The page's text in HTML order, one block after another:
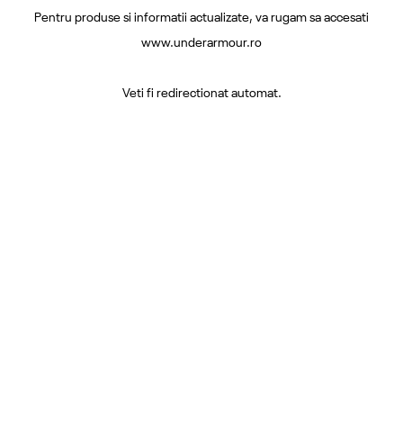
Pentru produse si informatii actualizate, va rugam sa accesati
www.underarmour.ro
Veti fi redirectionat automat.